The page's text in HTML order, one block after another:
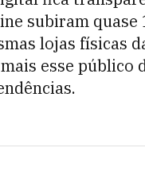
subiram quase
lojas físicas
esse público